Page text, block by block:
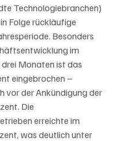
Technologiebranchen)
Folge rückläufige
Besonders
im
Monaten ist das
eingebrochen –
vor der Ankündigung der
Die
erreichte im
was deutlich unter